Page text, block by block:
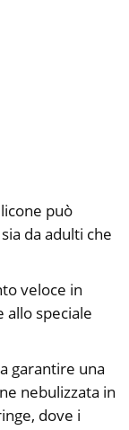
può
da adulti che
veloce in
allo speciale
garantire una
nebulizzata in
dove i